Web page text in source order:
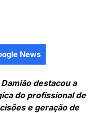
News
destacou a
do profissional de
e geração de